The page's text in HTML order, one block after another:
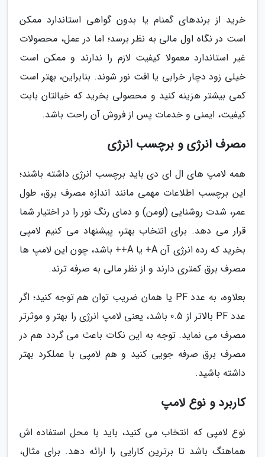
خرید از برندهای گمنام یا بدون گواهی استاندارد ممکن
است در نگاه اول مالی به نظر برسد؛ اما در عمل، محصولات
غیر استاندارد معمولا کیفیت لازم را ندارند و ممکن است
خیلی زود دچار خرابی یا افت نور شوند. بنابراین، بهتر است
کمی بیشتر هزینه کنید و محصولی بخرید که خیالتان بابت
کیفیت، ایمنی و خدمات پس از فروش آن راحت باشد.
مصرف انرژی و برچسب انرژی
همه لامپ های ال ای دی باید برچسب انرژی داشته باشند؛
این برچسب اطلاعات مهمی مانند اندازه مصرف برق، طول
عمر، شدت روشنایی (لومن) و دمای رنگ نور را در اختیار شما
قرار می دهد. برای انتخاب بهتر، پیشنهاد می کنیم لامپی
بخرید که رده انرژی آن A+ یا A++ باشد، چون این لامپ ها
مصرف برق کمتری دارند و از نظر مالی به صرفه ترند.
بعلاوه، به عدد PF یا همان ضریب توان هم توجه کنید؛ اگر
عدد PF بالاتر از 0.5 باشد، یعنی لامپ انرژی را بهتر و موثرتر
مصرف می نماید. توجه به این نکات باعث می گردد هم در
مصرف برق صرفه جویی کنید و هم لامپی با عملکرد بهتر
داشته باشید.
کاربرد و نوع لامپ
نوع لامپی که انتخاب می کنید، باید با محل استفاده اش
هماهنگ باشد تا برترین کارایی را ارائه دهد. برای مثال،